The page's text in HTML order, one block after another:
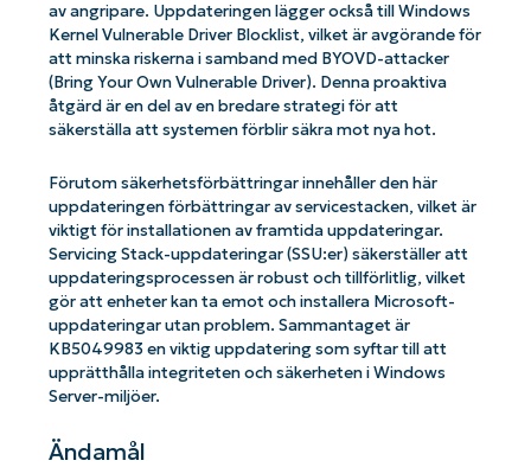
av angripare. Uppdateringen lägger också till Windows
Kernel Vulnerable Driver Blocklist, vilket är avgörande för
att minska riskerna i samband med BYOVD-attacker
(Bring Your Own Vulnerable Driver). Denna proaktiva
åtgärd är en del av en bredare strategi för att
säkerställa att systemen förblir säkra mot nya hot.
Förutom säkerhetsförbättringar innehåller den här
uppdateringen förbättringar av servicestacken, vilket är
viktigt för installationen av framtida uppdateringar.
Servicing Stack-uppdateringar (SSU:er) säkerställer att
uppdateringsprocessen är robust och tillförlitlig, vilket
gör att enheter kan ta emot och installera Microsoft-
uppdateringar utan problem. Sammantaget är
KB5049983 en viktig uppdatering som syftar till att
upprätthålla integriteten och säkerheten i Windows
Server-miljöer.
Ändamål